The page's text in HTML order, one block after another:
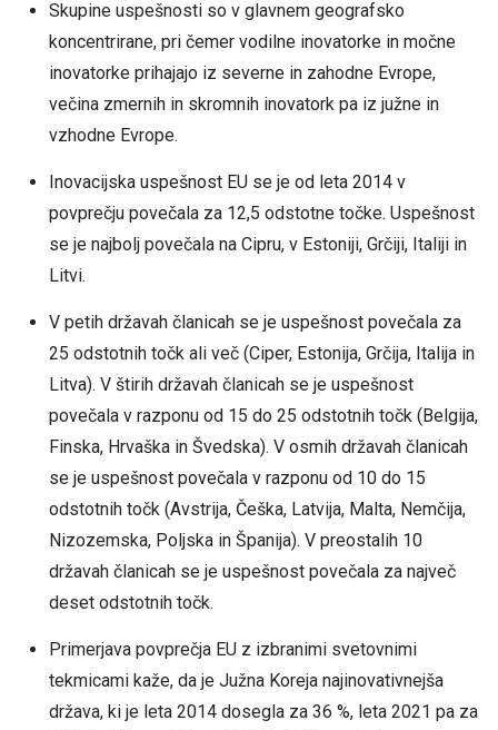
Skupine uspešnosti so v glavnem geografsko
koncentrirane, pri čemer vodilne inovatorke in močne
inovatorke prihajajo iz severne in zahodne Evrope,
večina zmernih in skromnih inovatork pa iz južne in
vzhodne Evrope.
Inovacijska uspešnost EU se je od leta 2014 v
povprečju povečala za 12,5 odstotne točke. Uspešnost
se je najbolj povečala na Cipru, v Estoniji, Grčiji, Italiji in
Litvi.
V petih državah članicah se je uspešnost povečala za
25 odstotnih točk ali več (Ciper, Estonija, Grčija, Italija in
Litva). V štirih državah članicah se je uspešnost
povečala v razponu od 15 do 25 odstotnih točk (Belgija,
Finska, Hrvaška in Švedska). V osmih državah članicah
se je uspešnost povečala v razponu od 10 do 15
odstotnih točk (Avstrija, Češka, Latvija, Malta, Nemčija,
Nizozemska, Poljska in Španija). V preostalih 10
državah članicah se je uspešnost povečala za največ
deset odstotnih točk.
Primerjava povprečja EU z izbranimi svetovnimi
tekmicami kaže, da je Južna Koreja najinovativnejša
država, ki je leta 2014 dosegla za 36 %, leta 2021 pa za